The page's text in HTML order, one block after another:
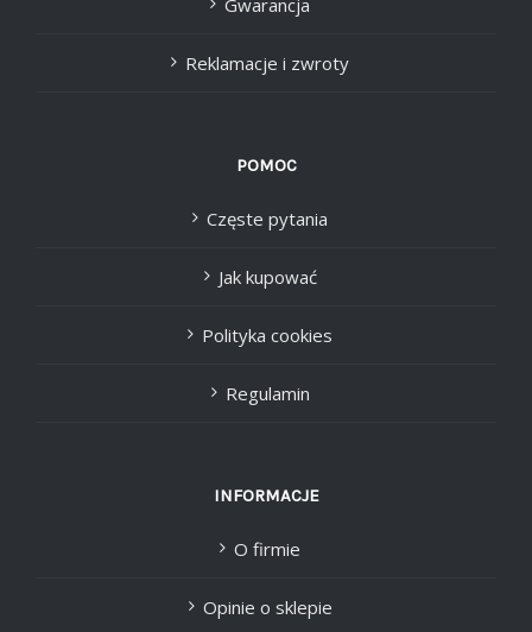
Reklamacje i zwroty
POMOC
Częste pytania
Jak kupować
Polityka cookies
Regulamin
INFORMACJE
O firmie
Opinie o sklepie